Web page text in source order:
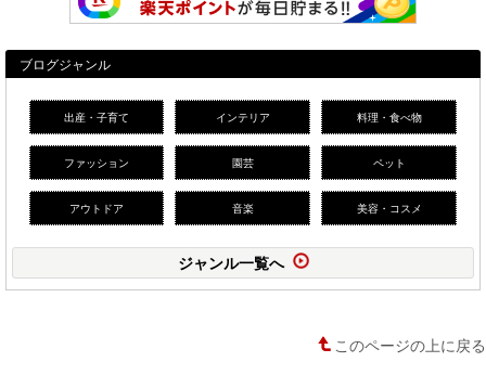
ブログジャンル
出産・子育て インテリア 料理・食べ物
ファッション 園芸 ペット
アウトドア 音楽 美容・コスメ
ジャンル一覧へ
このページの上に戻る